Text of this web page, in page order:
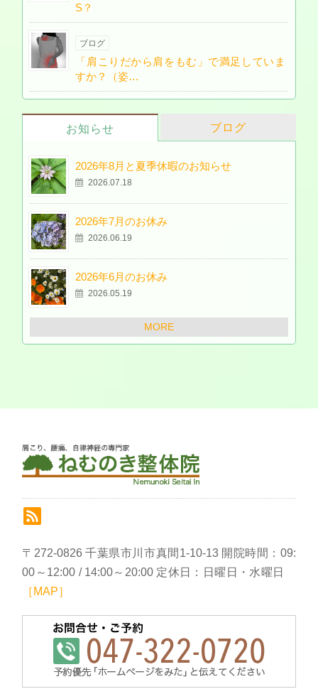
S？
ブログ
「肩こりだから肩をもむ」で満足していま
すか？（姿…
お知らせ ブログ
2026年8月と夏季休暇のお知らせ
2026.07.18
2026年7月のお休み
2026.06.19
2026年6月のお休み
2026.05.19
MORE
〒272-0826 千葉県市川市真間1-10-13 開院時間：09:
00～12:00 / 14:00～20:00 定休日：日曜日・水曜日
［MAP］